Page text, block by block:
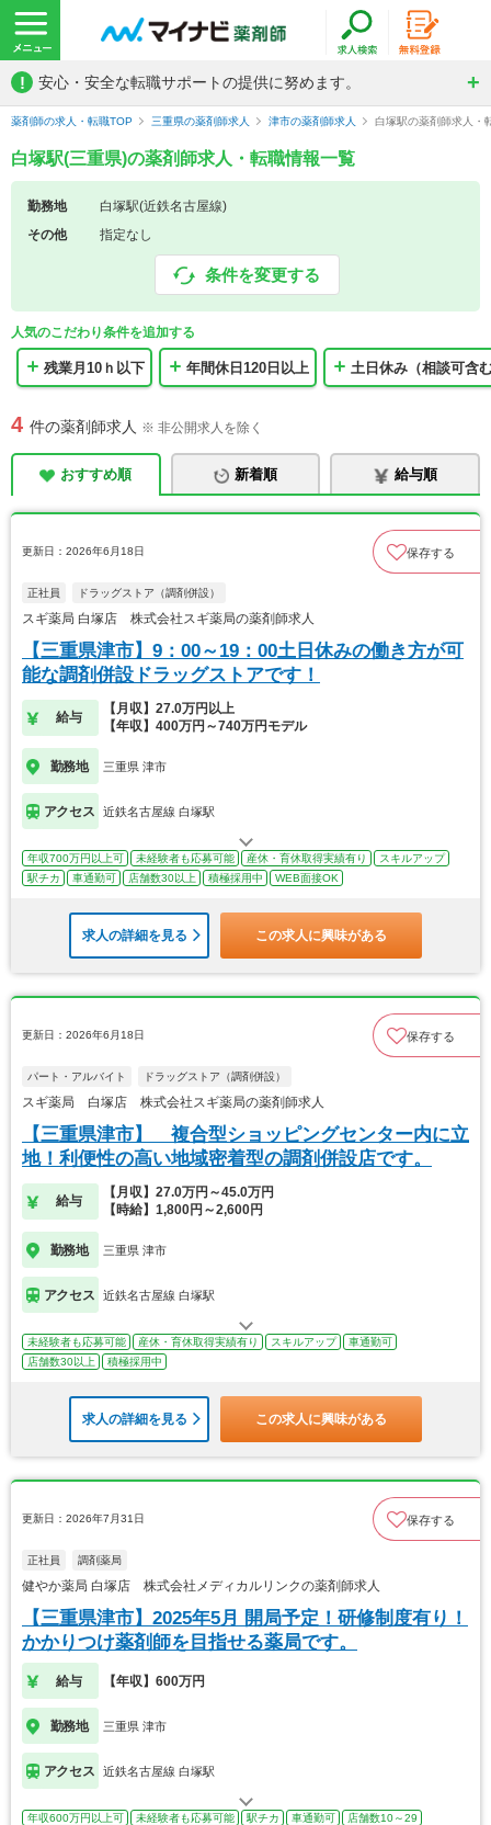
! 安心・安全な転職サポートの提供に努めます。
薬剤師の求人・転職TOP 三重県の薬剤師求人 津市の薬剤師求人 白塚駅の薬剤師求人・
白塚駅(三重県)の薬剤師求人・転職情報一覧
勤務地
白塚駅(近鉄名古屋線)
その他
指定なし
条件を変更する
人気のこだわり条件を追加する
残業月10ｈ以下 年間休日120日以上 土日休み（相談可含
4 件の薬剤師求人 ※ 非公開求人を除く
おすすめ順 新着順 給与順
更新日：2026年6月18日 保存する
正社員 ドラッグストア（調剤併設）
スギ薬局 白塚店 株式会社スギ薬局の薬剤師求人
【三重県津市】9：00～19：00土日休みの働き方が可
能な調剤併設ドラッグストアです！
給与
【月収】27.0万円以上
【年収】400万円～740万円モデル
勤務地 三重県 津市
アクセス 近鉄名古屋線 白塚駅
年収700万円以上可 未経験者も応募可能 産休・育休取得実績有り
スキルアップ
駅チカ
車通勤可 店舗数30以上 積極採用中 WEB面接OK
求人の詳細を見る この求人に興味がある
更新日：2026年6月18日 保存する
パート・アルバイト ドラッグストア（調剤併設）
スギ薬局 白塚店 株式会社スギ薬局の薬剤師求人
【三重県津市】 複合型ショッピングセンター内に立
地！利便性の高い地域密着型の調剤併設店です。
給与
【月収】27.0万円～45.0万円
【時給】1,800円～2,600円
勤務地 三重県 津市
アクセス 近鉄名古屋線 白塚駅
未経験者も応募可能 産休・育休取得実績有り スキルアップ
車通勤可
店舗数30以上
積極採用中
求人の詳細を見る この求人に興味がある
更新日：2026年7月31日 保存する
正社員 調剤薬局
健やか薬局 白塚店 株式会社メディカルリンクの薬剤師求人
【三重県津市】2025年5月 開局予定！研修制度有り！
かかりつけ薬剤師を目指せる薬局です。
給与 【年収】600万円
勤務地 三重県 津市
アクセス 近鉄名古屋線 白塚駅
年収600万円以上可 未経験者も応募可能 駅チカ 車通勤可
店舗数10～29